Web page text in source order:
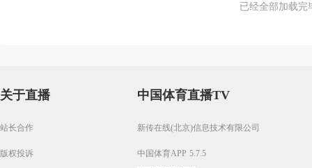
已经全部加载完
关于直播
站长合作
版权投诉
中国体育直播TV
新传在线(北京)信息技术有限公司
中国体育APP 5.7.5